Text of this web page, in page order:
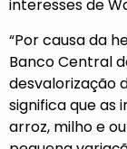
interesses de
“Por causa da
Banco Central
desvalorização
significa que as
arroz, milho e